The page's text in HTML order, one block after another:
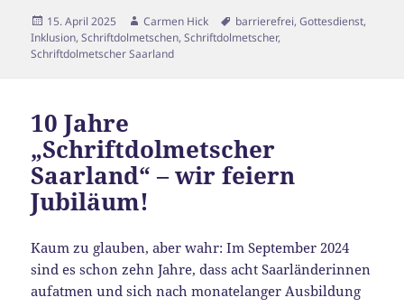
Veröffentlicht
am
15. April 2025 Autor
Carmen Hick Schlagwörter
barrierefrei,Gottesdienst,
Inklusion,Schriftdolmetschen,Schriftdolmetscher,
Schriftdolmetscher Saarland
10 Jahre
„Schriftdolmetscher
Saarland“ – wir feiern
Jubiläum!
Kaum zu glauben, aber wahr: Im September 2024
sind es schon zehn Jahre, dass acht Saarländerinnen
aufatmen und sich nach monatelanger Ausbildung